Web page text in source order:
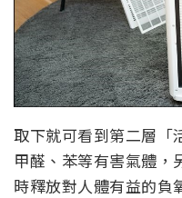
取下就可看到第二層「
甲醛、苯等有害氣體，
時釋放對人體有益的負